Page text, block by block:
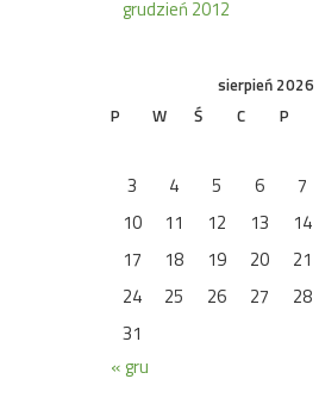
grudzień 2012
sierpień 2026
P
W Ś C P
3
4 5 6 7
10
11 12 13 14
17
18 19 20 21
24
25 26 27 28
31
« gru